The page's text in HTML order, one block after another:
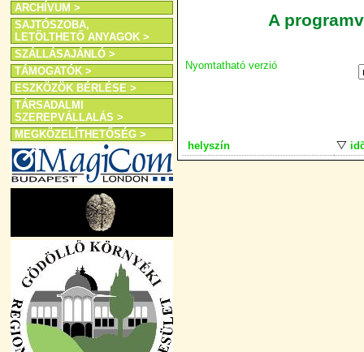
ARCHÍVUM >
SAJTÓSZOBA,
LETÖLTHETŐ ANYAGOK >
SZÁLLÁSAJÁNLÓ >
TÁMOGATÓK >
ESZKÖZÖK BÉRLÉSE >
TÁRSADALMI
SZEREPVÁLLALÁS >
MEGKÖZELÍTHETŐSÉG >
A
Nyomtatható verzió
helyszín